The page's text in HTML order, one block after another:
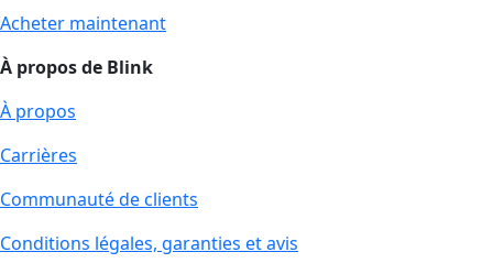
Acheter maintenant
À propos de Blink
À propos
Carrières
Communauté de clients
Conditions légales, garanties et avis